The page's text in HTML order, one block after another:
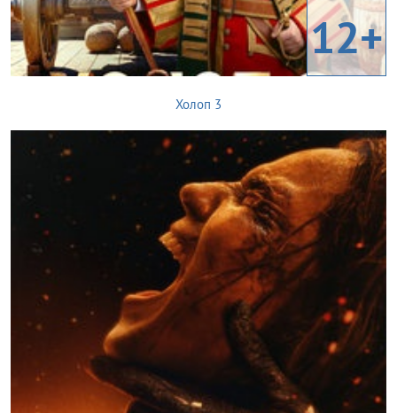
12+
Холоп 3